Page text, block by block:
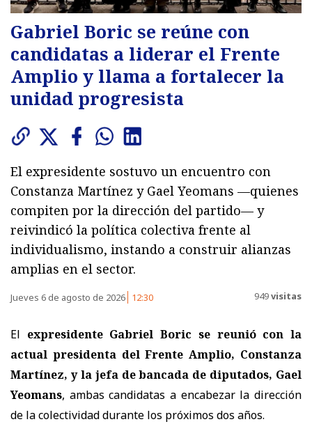
Gabriel Boric se reúne con
candidatas a liderar el Frente
Amplio y llama a fortalecer la
unidad progresista
El expresidente sostuvo un encuentro con
Constanza Martínez y Gael Yeomans —quienes
compiten por la dirección del partido— y
reivindicó la política colectiva frente al
individualismo, instando a construir alianzas
amplias en el sector.
Jueves 6 de agosto de 2026 12:30 949visitas
El expresidente Gabriel Boric se reunió con la
actual presidenta del Frente Amplio, Constanza
Martínez, y la jefa de bancada de diputados, Gael
Yeomans, ambas candidatas a encabezar la dirección
de la colectividad durante los próximos dos años.